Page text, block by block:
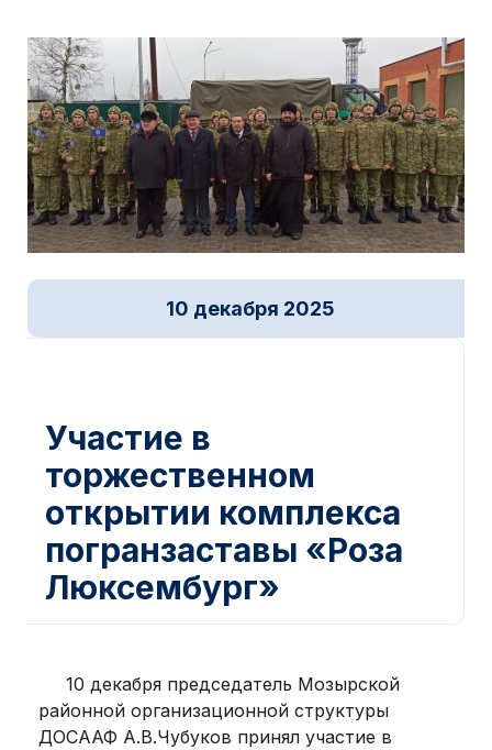
10 декабря 2025
Участие в
торжественном
открытии комплекса
погранзаставы «Роза
Люксембург»
10 декабря председатель Мозырской
районной организационной структуры
ДОСААФ А.В.Чубуков принял участие в